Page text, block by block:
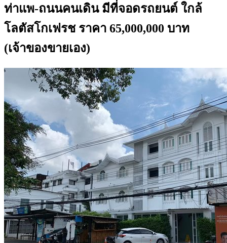
ท่าแพ-ถนนคนเดิน มีที่จอดรถยนต์ ใกล้
โลตัสโกเฟรช ราคา 65,000,000 บาท
(เจ้าของขายเอง)